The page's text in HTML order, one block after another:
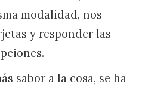
modalidad, nos
y responder las
sabor a la cosa, se ha